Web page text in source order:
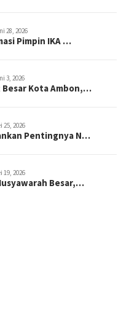
28, 2026
Pimpin IKA …
3, 2026
Besar Kota Ambon,…
25, 2026
Pentingnya N…
19, 2026
Besar,…